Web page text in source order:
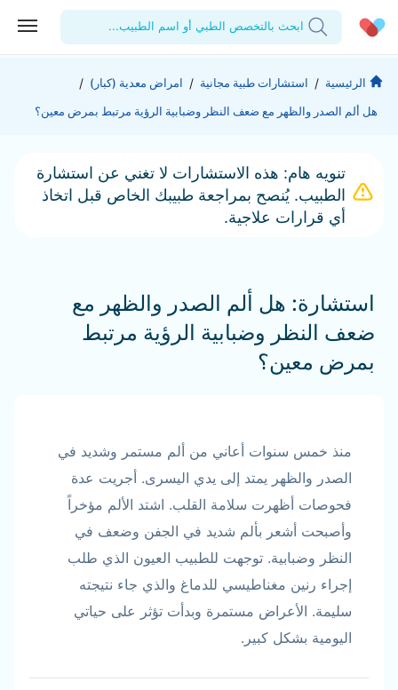
ابحث بالتخصص الطبي أو اسم الطبيب...
الحساب الشخصي
استشاراتي
اختبارات المعمل
الشركة
من نحن؟ للأطباء
المقالات الطبية
الرئيسية / استشارات طبية مجانية / امراض معدية (كبار) /
هل ألم الصدر والظهر مع ضعف النظر وضبابية الرؤية مرتبط بمرض معين؟
تنويه هام: هذه الاستشارات لا تغني عن استشارة
الطبيب. يُنصح بمراجعة طبيبك الخاص قبل اتخاذ
أي قرارات علاجية.
استشارة: هل ألم الصدر والظهر مع
ضعف النظر وضبابية الرؤية مرتبط
بمرض معين؟
منذ خمس سنوات أعاني من ألم مستمر وشديد في
الصدر والظهر يمتد إلى يدي اليسرى. أجريت عدة
فحوصات أظهرت سلامة القلب. اشتد الألم مؤخراً
وأصبحت أشعر بألم شديد في الجفن وضعف في
النظر وضبابية. توجهت للطبيب العيون الذي طلب
إجراء رنين مغناطيسي للدماغ والذي جاء نتيجته
سليمة. الأعراض مستمرة وبدأت تؤثر على حياتي
اليومية بشكل كبير.